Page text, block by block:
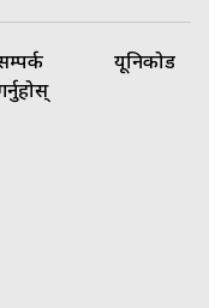
यूनिकोड